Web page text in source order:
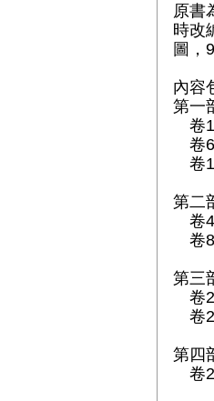
原書
時改
圖，
內容
第一
卷1
卷6
卷
第二
卷
卷
第三
卷
卷
第四
卷